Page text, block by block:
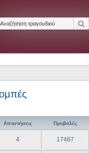
Απαντήσεις Προβολές
4 17467